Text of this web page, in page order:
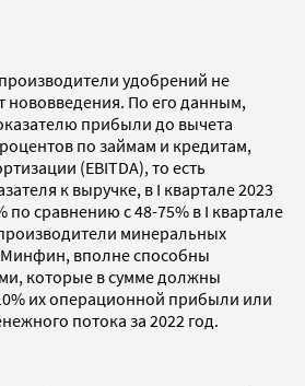
удобрений не
нововведения. По его данным,
прибыли до вычета
по займам и кредитам,
(EBITDA), то есть
к выручке, в I квартале 2023
по сравнению с 48-75% в I квартале
минеральных
вполне способны
которые в сумме должны
их операционной прибыли или
потока за 2022 год.